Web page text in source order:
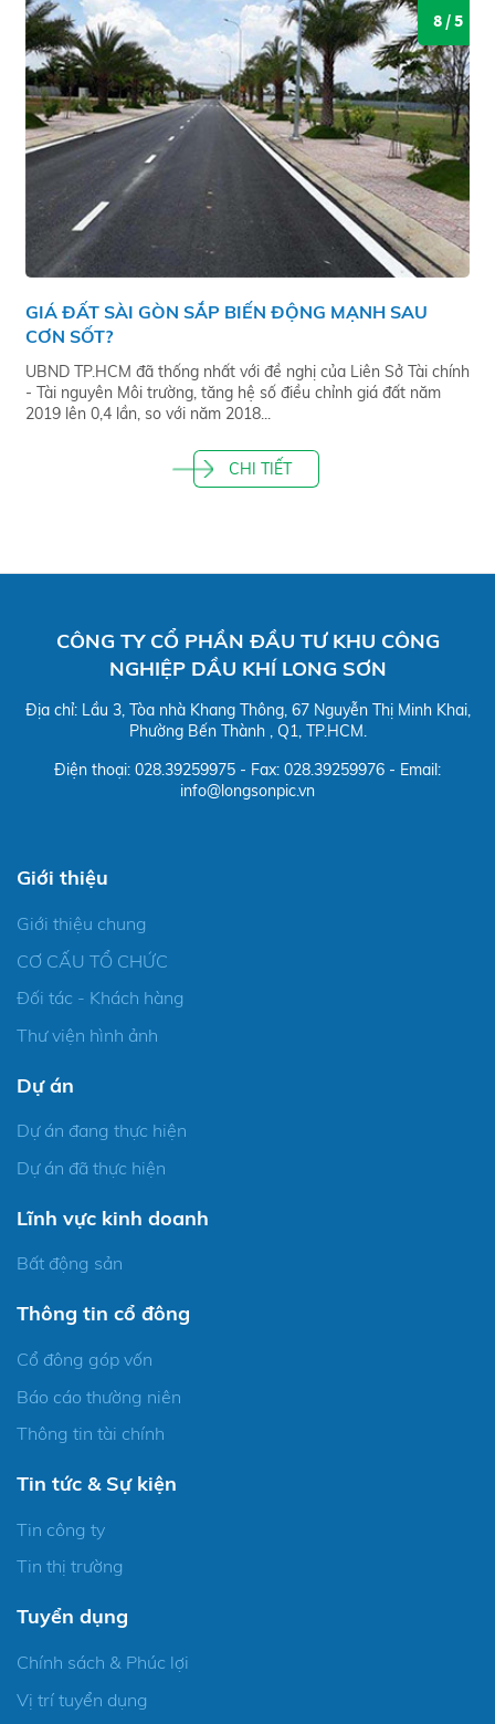
8 / 5
GIÁ ĐẤT SÀI GÒN SẮP BIẾN ĐỘNG MẠNH SAU
CƠN SỐT?
UBND TP.HCM đã thống nhất với đề nghị của Liên Sở Tài chính
- Tài nguyên Môi trường, tăng hệ số điều chỉnh giá đất năm
2019 lên 0,4 lần, so với năm 2018...
CHI TIẾT
CÔNG TY CỔ PHẦN ĐẦU TƯ KHU CÔNG
NGHIỆP DẦU KHÍ LONG SƠN
Địa chỉ: Lầu 3, Tòa nhà Khang Thông, 67 Nguyễn Thị Minh Khai,
Phường Bến Thành , Q1, TP.HCM.
Điện thoại: 028.39259975 - Fax: 028.39259976 - Email:
info@longsonpic.vn
Giới thiệu
Giới thiệu chung
CƠ CẤU TỔ CHỨC
Đối tác - Khách hàng
Thư viện hình ảnh
Dự án
Dự án đang thực hiện
Dự án đã thực hiện
Lĩnh vực kinh doanh
Bất động sản
Thông tin cổ đông
Cổ đông góp vốn
Báo cáo thường niên
Thông tin tài chính
Tin tức & Sự kiện
Tin công ty
Tin thị trường
Tuyển dụng
Chính sách & Phúc lợi
Vị trí tuyển dụng